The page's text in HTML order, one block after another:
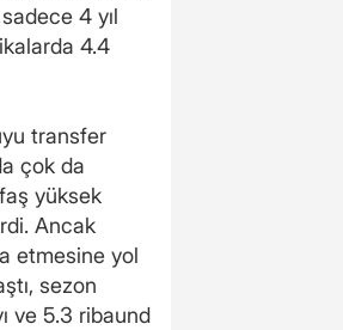
4 yıl
4.4
transfer
çok da
yüksek
Ancak
etmesine yol
sezon
ve 5.3 ribaund